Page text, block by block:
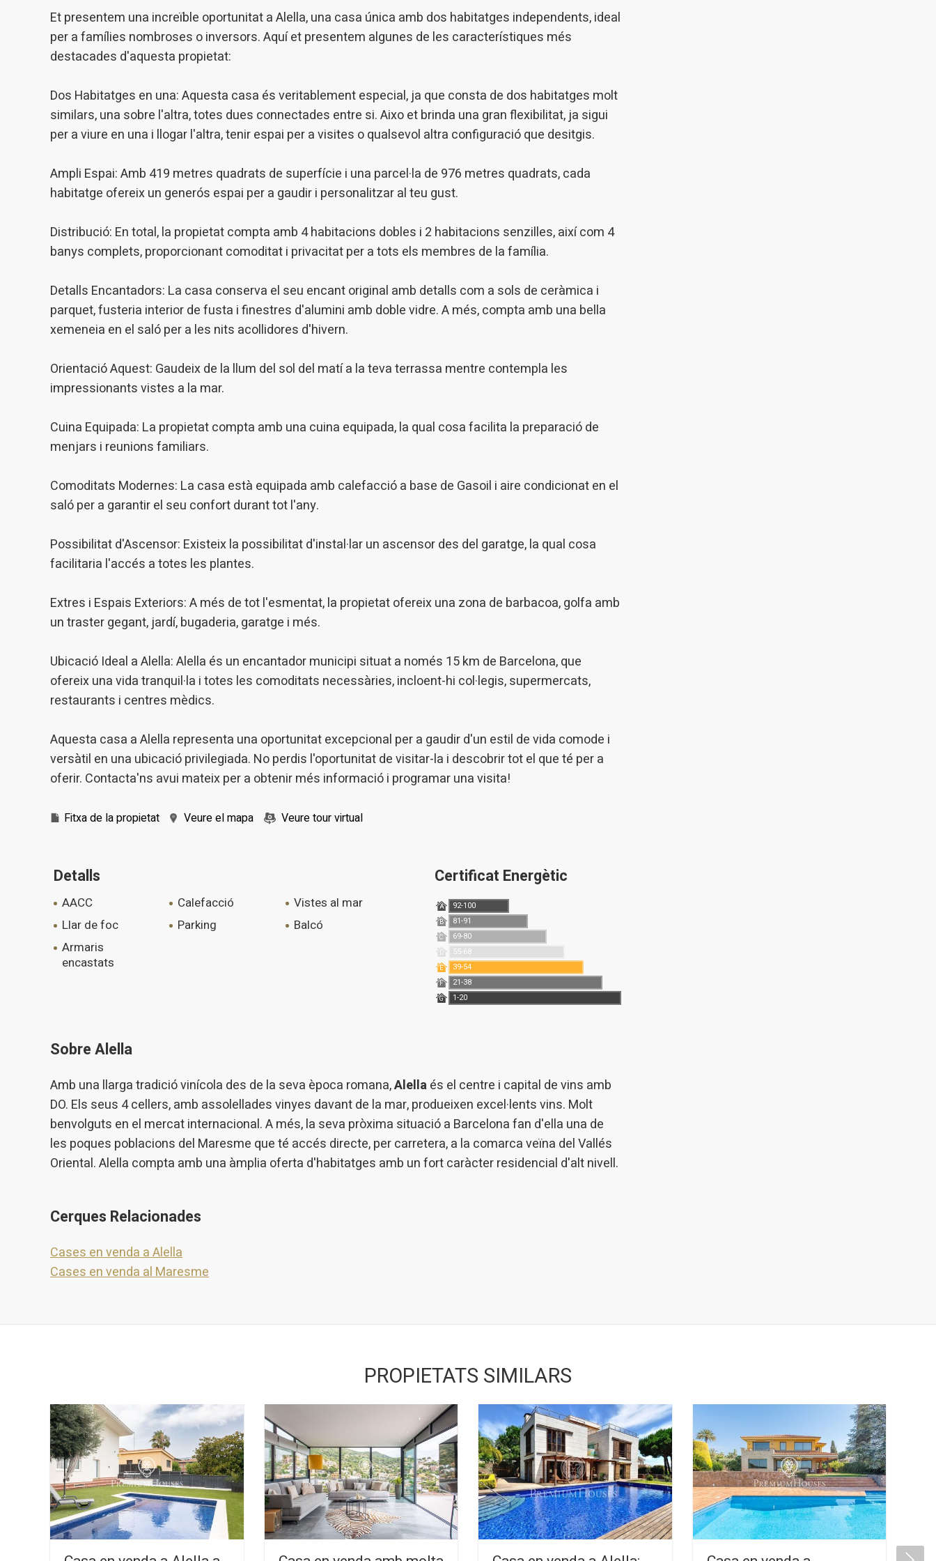
Et presentem una increïble oportunitat a Alella, una casa única amb dos habitatges independents, ideal
per a famílies nombroses o inversors. Aquí et presentem algunes de les característiques més
destacades d'aquesta propietat:
Dos Habitatges en una: Aquesta casa és veritablement especial, ja que consta de dos habitatges molt
similars, una sobre l'altra, totes dues connectades entre si. Aixo et brinda una gran flexibilitat, ja sigui
per a viure en una i llogar l'altra, tenir espai per a visites o qualsevol altra configuració que desitgis.
Ampli Espai: Amb 419 metres quadrats de superfície i una parcel·la de 976 metres quadrats, cada
habitatge ofereix un generós espai per a gaudir i personalitzar al teu gust.
Distribució: En total, la propietat compta amb 4 habitacions dobles i 2 habitacions senzilles, així com 4
banys complets, proporcionant comoditat i privacitat per a tots els membres de la família.
Detalls Encantadors: La casa conserva el seu encant original amb detalls com a sols de ceràmica i
parquet, fusteria interior de fusta i finestres d'alumini amb doble vidre. A més, compta amb una bella
xemeneia en el saló per a les nits acollidores d'hivern.
Orientació Aquest: Gaudeix de la llum del sol del matí a la teva terrassa mentre contempla les
impressionants vistes a la mar.
Cuina Equipada: La propietat compta amb una cuina equipada, la qual cosa facilita la preparació de
menjars i reunions familiars.
Comoditats Modernes: La casa està equipada amb calefacció a base de Gasoil i aire condicionat en el
saló per a garantir el seu confort durant tot l'any.
Possibilitat d'Ascensor: Existeix la possibilitat d'instal·lar un ascensor des del garatge, la qual cosa
facilitaria l'accés a totes les plantes.
Extres i Espais Exteriors: A més de tot l'esmentat, la propietat ofereix una zona de barbacoa, golfa amb
un traster gegant, jardí, bugaderia, garatge i més.
Ubicació Ideal a Alella: Alella és un encantador municipi situat a només 15 km de Barcelona, ​​que
ofereix una vida tranquil·la i totes les comoditats necessàries, incloent-hi col·legis, supermercats,
restaurants i centres mèdics.
Aquesta casa a Alella representa una oportunitat excepcional per a gaudir d'un estil de vida comode i
versàtil en una ubicació privilegiada. No perdis l'oportunitat de visitar-la i descobrir tot el que té per a
oferir. Contacta'ns avui mateix per a obtenir més informació i programar una visita!
Fitxa de la propietat Veure el mapa Veure tour virtual
Detalls
AACC calefacció
vistes al mar
llar de foc
parking
balcó
armaris
encastats
Certificat Energètic
A 92-100
B 81-91
C 69-80
D 55-68
E 39-54
F 21-38
G 1-20
Sobre Alella
Amb una llarga tradició vinícola des de la seva època romana,Alellaés el centre i capital de vins amb
DO. Els seus 4 cellers, amb assolellades vinyes davant de la mar, produeixen excel·lents vins. Molt
benvolguts en el mercat internacional. A més, la seva pròxima situació a Barcelona fan d'ella una de
les poques poblacions del Maresme que té accés directe, per carretera, a la comarca veïna del Vallés
Oriental. Alella compta amb una àmplia oferta d'habitatges amb un fort caràcter residencial d'alt nivell.
Cerques Relacionades
Cases en venda a Alella
Cases en venda al Maresme
PROPIETATS SIMILARS
Analítiques i personalització
Permeten fer el seguiment i l'anàlisi del comportament dels usuaris d'aquest lloc web.
La informació recollida mitjançant aquest tipus de cookies s'utilitza en el mesurament
nostres serveis i oferir una millor experiència a través de productes recomanats.
dels seus hàbits de navegació. Gràcies a elles, podem conèixer els hàbits de
navegació al lloc web i mostrar publicitat relacionada amb el perfil de navegació de
l'usuari.
Guardar configuració Acceptar totes